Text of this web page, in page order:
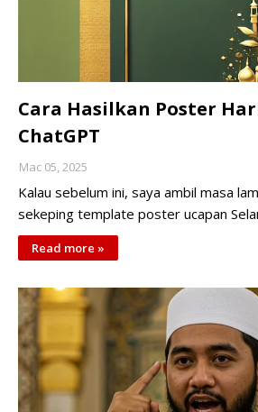
Cara Hasilkan Poster
ChatGPT
Mac 05, 2025
Kalau sebelum ini, saya ambil masa
sekeping template poster ucapan
Read more »